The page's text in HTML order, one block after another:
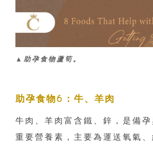
▲助孕食物蘆筍。
助孕食物6：牛、羊肉
牛肉、羊肉富含鐵、鋅，是備
重要營養素，主要為運送氧氣